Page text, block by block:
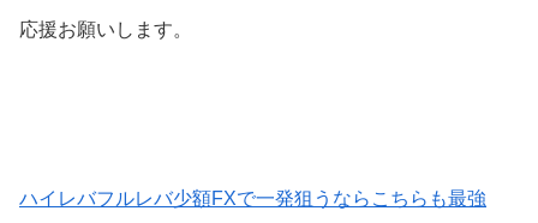
応援お願いします。
ハイレバフルレバ少額FXで一発狙うならこちらも最強